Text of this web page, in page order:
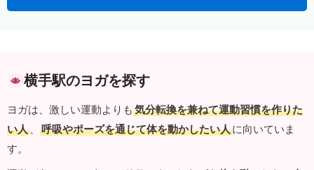
横手駅のヨガを探す
ヨガは、激しい運動よりも 気分転換を兼ねて運動習慣を作りた
い人 、 呼吸やポーズを通じて体を動かしたい人に向いていま
す。